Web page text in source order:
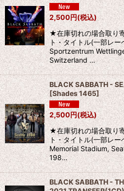
2,500円(税込)
★在庫切れの場合取り
ト・タイトル(一部レ
Sportzentrum
Switzerland …
BLACK SABBATH -
[Shades 1465]
2,500円(税込)
★在庫切れの場合取り
ト・タイトル(一部レー
Memorial Stadium,
198…
BLACK SABBATH -